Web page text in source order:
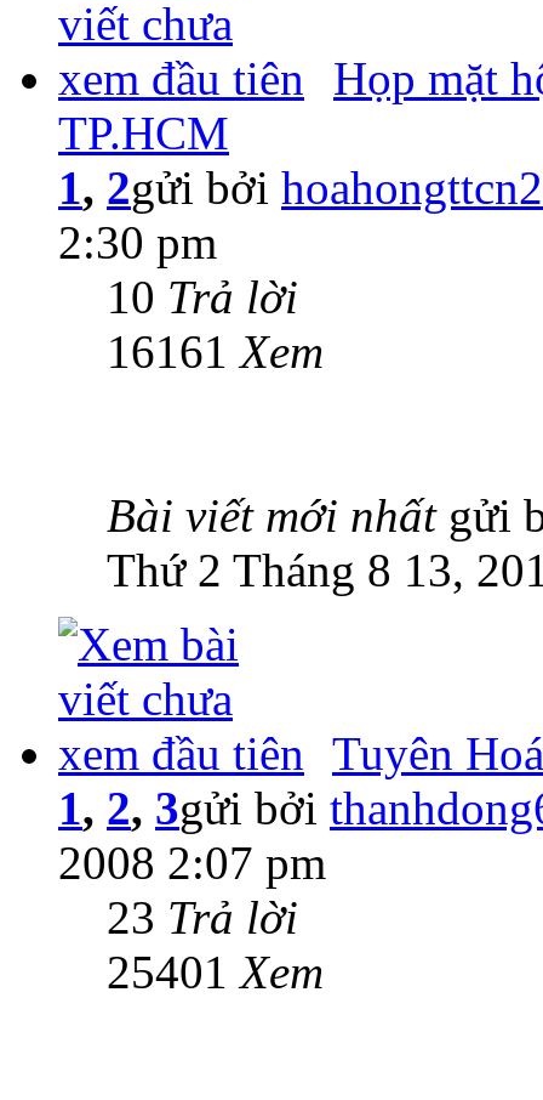
Họp mặt
TP.HCM
1, 2gửi bởi
2:30 pm
10 Trả lời
16161Xem
Bài viết mới nhất gửi
Thứ 2 Tháng 8 13,
Tuyên
1, 2, 3gửi bởi
2008 2:07 pm
23 Trả lời
25401Xem